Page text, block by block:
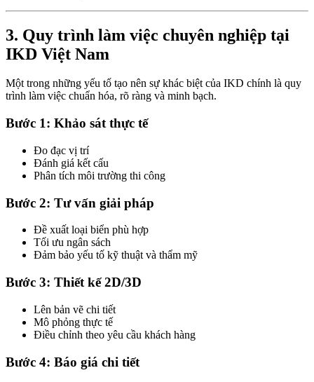
3. Quy trình làm việc chuyên nghiệp tại
IKD Việt Nam
Một trong những yếu tố tạo nên sự khác biệt của IKD chính là quy
trình làm việc chuẩn hóa, rõ ràng và minh bạch.
Bước 1: Khảo sát thực tế
Đo đạc vị trí
Đánh giá kết cấu
Phân tích môi trường thi công
Bước 2: Tư vấn giải pháp
Đề xuất loại biển phù hợp
Tối ưu ngân sách
Đảm bảo yếu tố kỹ thuật và thẩm mỹ
Bước 3: Thiết kế 2D/3D
Lên bản vẽ chi tiết
Mô phỏng thực tế
Điều chỉnh theo yêu cầu khách hàng
Bước 4: Báo giá chi tiết